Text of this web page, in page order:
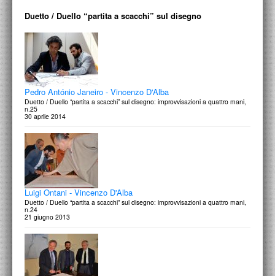
Duetto / Duello “partita a scacchi” sul disegno
Pedro António Janeiro - Vincenzo D'Alba
Duetto / Duello “partita a scacchi” sul disegno: improvvisazioni a quattro mani,
n.25
30 aprile 2014
Luigi Ontani - Vincenzo D'Alba
Duetto / Duello “partita a scacchi” sul disegno: improvvisazioni a quattro mani,
n.24
21 giugno 2013